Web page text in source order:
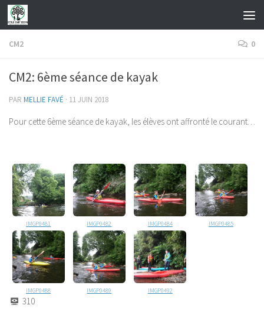
Skip to content
CM2 0
CM2: 6ème séance de kayak
PAR MELLIE FAVÉ · 11 JUIN 2018
Pour cette 6ème séance de kayak, les élèves ont affronté le courant…
IMGP0481 IMGP0482 IMGP0484 IMGP0485
IMGP0488 IMGP0489 IMGP0492
310